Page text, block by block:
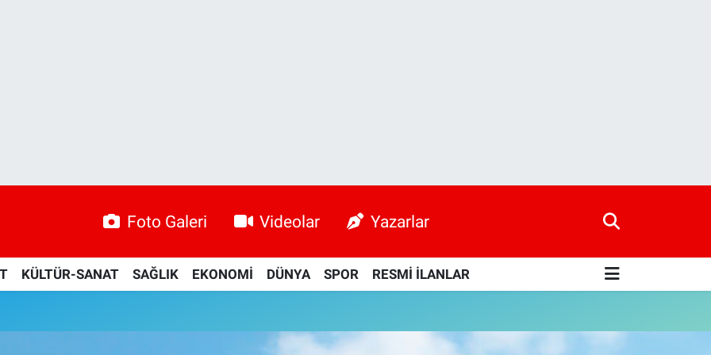
Foto Galeri Videolar Yazarlar
KÜLTÜR-SANAT SAĞLIK EKONOMİ DÜNYA SPOR RESMİ İLANLAR